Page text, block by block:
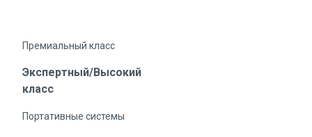
Премиальный класс
Экспертный/Высокий
класс
Портативные системы